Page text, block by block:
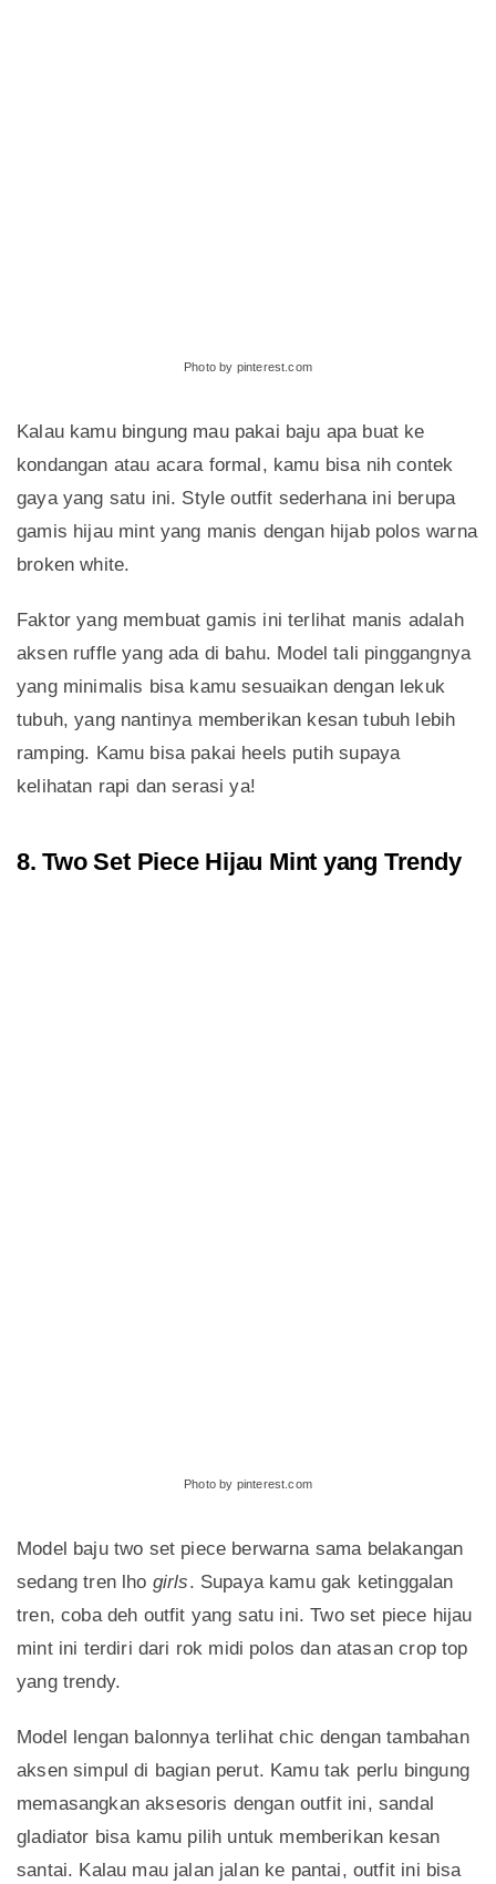
Photo by pinterest.com
Kalau kamu bingung mau pakai baju apa buat ke
kondangan atau acara formal, kamu bisa nih contek
gaya yang satu ini. Style outfit sederhana ini berupa
gamis hijau mint yang manis dengan hijab polos warna
broken white.
Faktor yang membuat gamis ini terlihat manis adalah
aksen ruffle yang ada di bahu. Model tali pinggangnya
yang minimalis bisa kamu sesuaikan dengan lekuk
tubuh, yang nantinya memberikan kesan tubuh lebih
ramping. Kamu bisa pakai heels putih supaya
kelihatan rapi dan serasi ya!
8. Two Set Piece Hijau Mint yang Trendy
Photo by pinterest.com
Model baju two set piece berwarna sama belakangan
sedang tren lho girls. Supaya kamu gak ketinggalan
tren, coba deh outfit yang satu ini. Two set piece hijau
mint ini terdiri dari rok midi polos dan atasan crop top
yang trendy.
Model lengan balonnya terlihat chic dengan tambahan
aksen simpul di bagian perut. Kamu tak perlu bingung
memasangkan aksesoris dengan outfit ini, sandal
gladiator bisa kamu pilih untuk memberikan kesan
santai. Kalau mau jalan jalan ke pantai, outfit ini bisa